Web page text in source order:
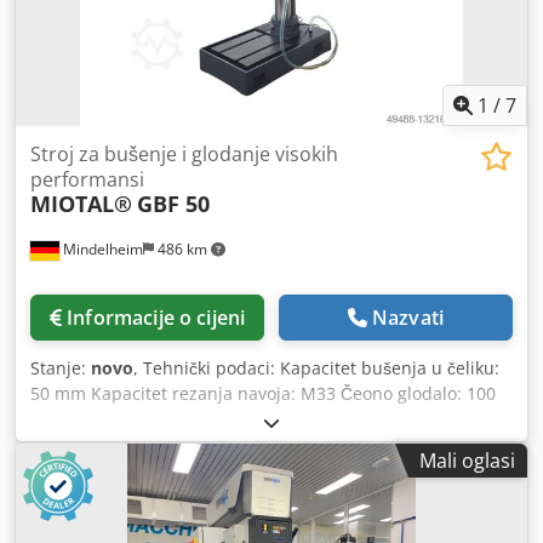
1 /7
Mindelheim 486 km
Stroj za bušenje i glodanje visokih
performansi
MIOTAL® GBF 50
Informacije o cijeni Nazvati
Stanje: novo, Tehnički podaci: Kapacitet bušenja u čeliku:
50 mm Kapacitet rezanja navoja: M33 Čeono glodalo: 100
mm Krajnje glodalo: 25 mm Vreteno: MK 4 Grlo: 340 mm
Brzine: (6) 50 - 1510 1/min Hod perola: 200 mm Pinola: 0,1 /
0,2 / 0,3 / 0,4 mm/okr Veličina stola: 820 x 240 mm Hod X:
460 mm Hod Y: 280 mm Djdpfopxmlqjx Akqskr Promjer
stupa: 180 mm Broj T-utora: 4 Veličina T-utora: 16 x 26 mm
Mali oglasi